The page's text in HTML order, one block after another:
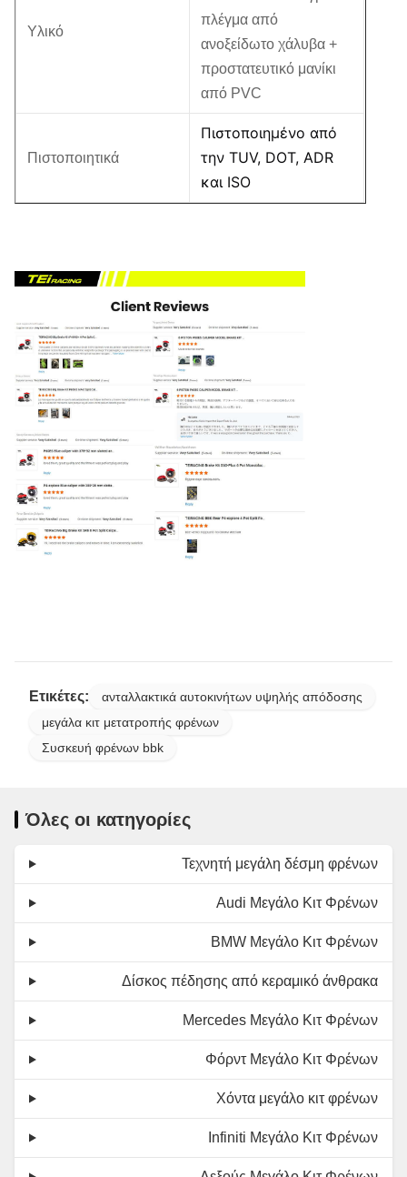
Υλικό
πλέγμα από
ανοξείδωτο χάλυβα +
προστατευτικό μανίκι
από PVC
Πιστοποιητικά
Πιστοποιημένο από
την TUV, DOT, ADR
και ISO
Ετικέτες:
ανταλλακτικά αυτοκινήτων υψηλής απόδοσης
μεγάλα κιτ μετατροπής φρένων
Συσκευή φρένων bbk
Όλες οι κατηγορίες
Τεχνητή μεγάλη δέσμη φρένων
Audi Μεγάλο Κιτ Φρένων
BMW Μεγάλο Κιτ Φρένων
Δίσκος πέδησης από κεραμικό άνθρακα
Mercedes Μεγάλο Κιτ Φρένων
Φόρντ Μεγάλο Κιτ Φρένων
Χόντα μεγάλο κιτ φρένων
Infiniti Μεγάλο Κιτ Φρένων